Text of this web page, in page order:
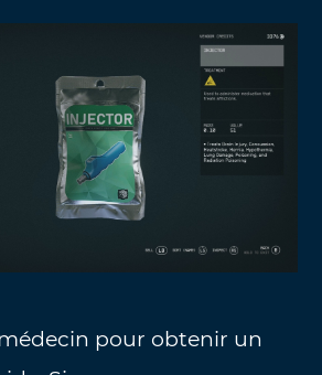
pour obtenir un